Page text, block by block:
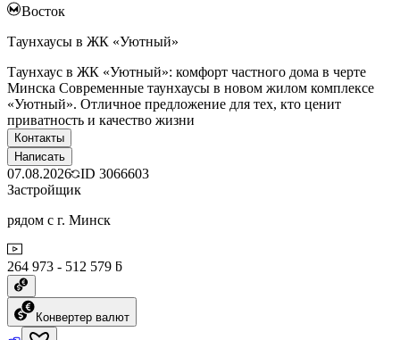
Восток
Таунхаусы в ЖК «Уютный»
Таунхаус в ЖК «Уютный»: комфорт частного дома в черте
Минска Современные таунхаусы в новом жилом комплексе
«Уютный». Отличное предложение для тех, кто ценит
приватность и качество жизни
Контакты
Написать
07.08.2026 ID 3066603
Застройщик
рядом с г. Минск
264 973 - 512 579 ƃ
Конвертер валют